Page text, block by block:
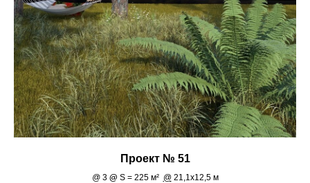
Проект № 51
@ 3 @ S = 225 м² @21,1х12,5 м